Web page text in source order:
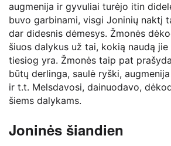
augmenija ir gyvuliai turėjo itin
buvo garbinami, visgi Joninių naktį
dar didesnis dėmesys. Žmonės
šiuos dalykus už tai, kokią naudą
tiesiog yra. Žmonės taip pat
būtų derlinga, saulė ryški,
ir t.t. Melsdavosi, dainuodavo,
šiems dalykams.
Joninės šiandien